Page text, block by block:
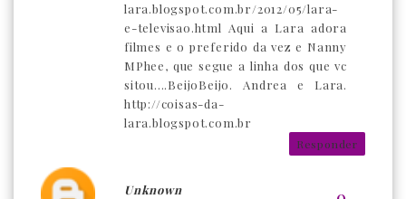
lara.blogspot.com.br/2012/05/lara-
e-televisao.html Aqui a Lara adora
filmes e o preferido da vez e Nanny
MPhee, que segue a linha dos que vc
sitou....BeijoBeijo. Andrea e Lara.
http://coisas-da-
lara.blogspot.com.br
Responder
Unknown